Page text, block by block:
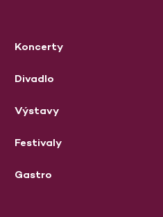
Koncerty
Divadlo
Výstavy
Festivaly
Gastro